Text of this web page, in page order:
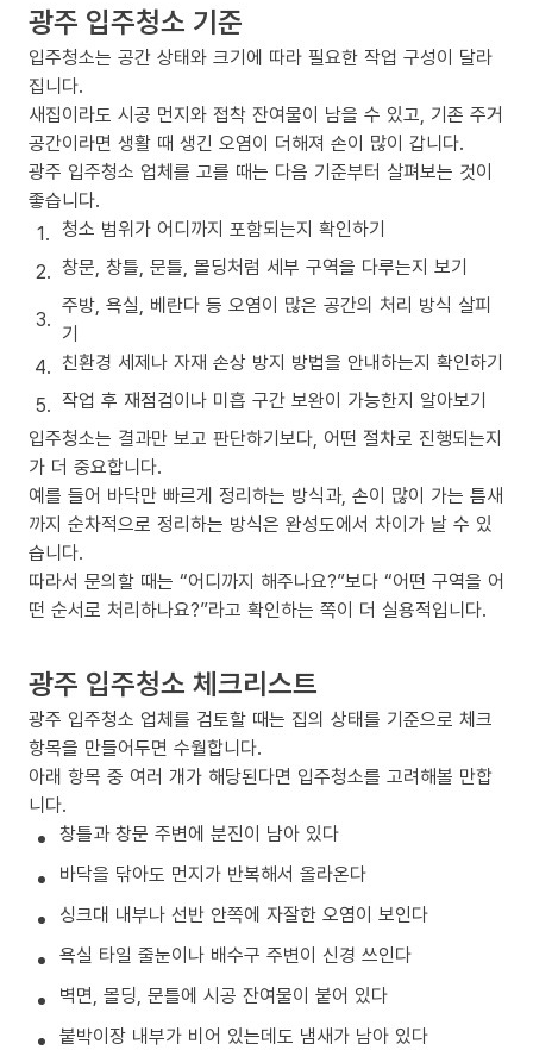
광주 입주청소 기준
입주청소는 공간 상태와 크기에 따라 필요한 작업 구성이 달라
집니다.
새집이라도 시공 먼지와 접착 잔여물이 남을 수 있고, 기존 주거
공간이라면 생활 때 생긴 오염이 더해져 손이 많이 갑니다.
광주 입주청소 업체를 고를 때는 다음 기준부터 살펴보는 것이
좋습니다.
청소 범위가 어디까지 포함되는지 확인하기
창문, 창틀, 문틀, 몰딩처럼 세부 구역을 다루는지 보기
주방, 욕실, 베란다 등 오염이 많은 공간의 처리 방식 살피
기
친환경 세제나 자재 손상 방지 방법을 안내하는지 확인하기
작업 후 재점검이나 미흡 구간 보완이 가능한지 알아보기
입주청소는 결과만 보고 판단하기보다, 어떤 절차로 진행되는지
가 더 중요합니다.
예를 들어 바닥만 빠르게 정리하는 방식과, 손이 많이 가는 틈새
까지 순차적으로 정리하는 방식은 완성도에서 차이가 날 수 있
습니다.
따라서 문의할 때는 “어디까지 해주나요?”보다 “어떤 구역을 어
떤 순서로 처리하나요?”라고 확인하는 쪽이 더 실용적입니다.
광주 입주청소 체크리스트
광주 입주청소 업체를 검토할 때는 집의 상태를 기준으로 체크
항목을 만들어두면 수월합니다.
아래 항목 중 여러 개가 해당된다면 입주청소를 고려해볼 만합
니다.
창틀과 창문 주변에 분진이 남아 있다
바닥을 닦아도 먼지가 반복해서 올라온다
싱크대 내부나 선반 안쪽에 자잘한 오염이 보인다
욕실 타일 줄눈이나 배수구 주변이 신경 쓰인다
벽면, 몰딩, 문틀에 시공 잔여물이 붙어 있다
붙박이장 내부가 비어 있는데도 냄새가 남아 있다